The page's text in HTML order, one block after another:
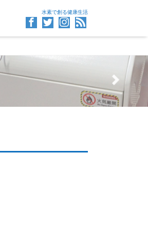
水素で創る健康生活